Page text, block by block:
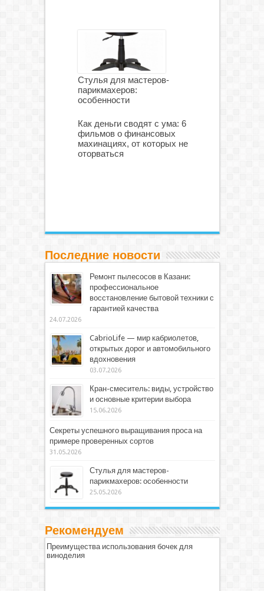
Стулья для мастеров-
парикмахеров:
особенности
Как деньги сводят с ума: 6
фильмов о финансовых
махинациях, от которых не
оторваться
Последние новости
Ремонт пылесосов в Казани:
профессиональное
восстановление бытовой техники с
гарантией качества
24.07.2026
CabrioLife — мир кабриолетов,
открытых дорог и автомобильного
вдохновения
03.07.2026
Кран-смеситель: виды, устройство
и основные критерии выбора
15.06.2026
Секреты успешного выращивания проса на
примере проверенных сортов
31.05.2026
Стулья для мастеров-
парикмахеров: особенности
25.05.2026
Рекомендуем
Преимущества использования бочек для
виноделия